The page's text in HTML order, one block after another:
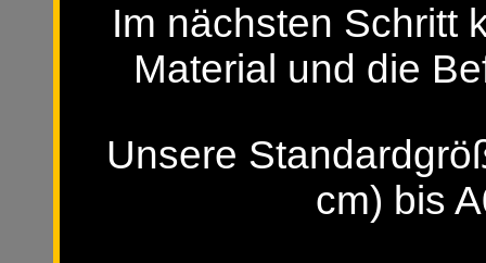
Im nächsten Schritt
Material und die
Unsere
cm) bis